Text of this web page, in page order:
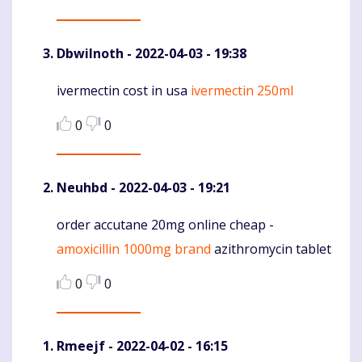
DbwiInoth - 2022-04-03 - 19:38
Komentaras
ivermectin cost in usa ivermectin 250ml
0
0
Neuhbd - 2022-04-03 - 19:21
Komentaras
order accutane 20mg online cheap -
amoxicillin 1000mg brand azithromycin tablet
0
0
Rmeejf - 2022-04-02 - 16:15